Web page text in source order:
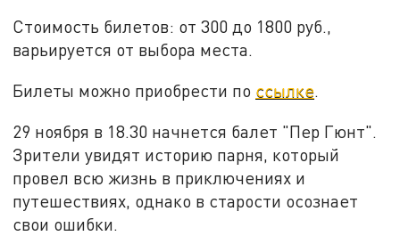
Стоимость билетов: от 300 до 1800 руб.,
варьируется от выбора места.
Билеты можно приобрести по ссылке.
29 ноября в 18.30 начнется балет "Пер Гюнт".
Зрители увидят историю парня, который
провел всю жизнь в приключениях и
путешествиях, однако в старости осознает
свои ошибки.